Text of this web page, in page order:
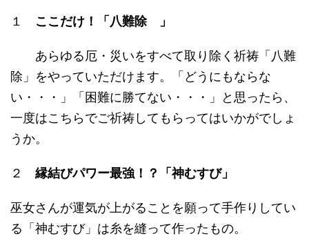
１ ここだけ！「八難除 」
あらゆる厄・災いをすべて取り除く祈祷「八難
除」をやっていただけます。「どうにもならな
い・・・」「困難に勝てない・・・」と思ったら、
一度はこちらでご祈祷してもらってはいかがでしょ
うか。
２ 縁結びパワー最強！？「神むすび」
巫女さんが運気が上がることを願って手作りしてい
る「神むすび」は糸を縫って作ったもの。